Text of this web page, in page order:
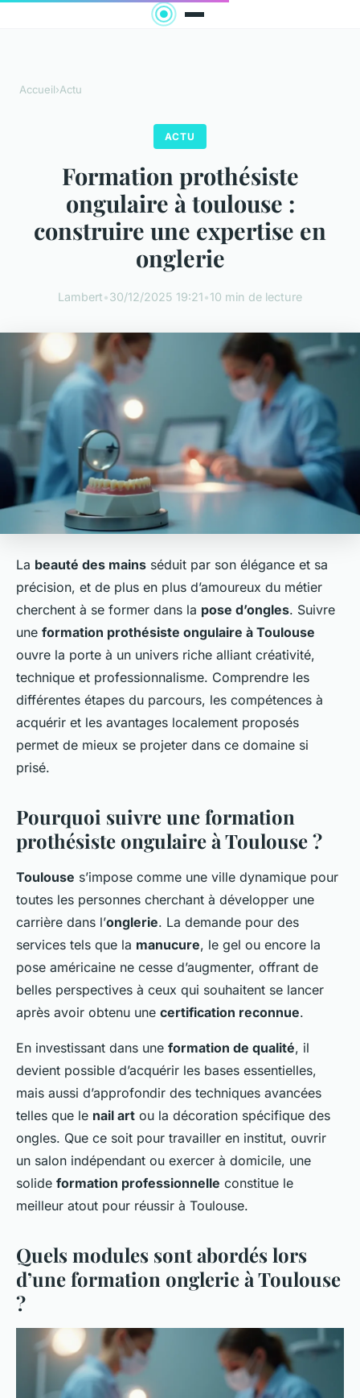
Accueil›Actu
ACTU
Formation prothésiste
ongulaire à toulouse :
construire une expertise en
onglerie
Lambert•30/12/2025 19:21•10 min de lecture
La beauté des mains séduit par son élégance et sa
précision, et de plus en plus d’amoureux du métier
cherchent à se former dans la pose d’ongles. Suivre
une formation prothésiste ongulaire à Toulouse
ouvre la porte à un univers riche alliant créativité,
technique et professionnalisme. Comprendre les
différentes étapes du parcours, les compétences à
acquérir et les avantages localement proposés
permet de mieux se projeter dans ce domaine si
prisé.
Pourquoi suivre une formation
prothésiste ongulaire à Toulouse ?
Toulouse s’impose comme une ville dynamique pour
toutes les personnes cherchant à développer une
carrière dans l’onglerie. La demande pour des
services tels que la manucure, le gel ou encore la
pose américaine ne cesse d’augmenter, offrant de
belles perspectives à ceux qui souhaitent se lancer
après avoir obtenu une certification reconnue.
En investissant dans une formation de qualité, il
devient possible d’acquérir les bases essentielles,
mais aussi d’approfondir des techniques avancées
telles que le nail art ou la décoration spécifique des
ongles. Que ce soit pour travailler en institut, ouvrir
un salon indépendant ou exercer à domicile, une
solide formation professionnelle constitue le
meilleur atout pour réussir à Toulouse.
Quels modules sont abordés lors
d’une formation onglerie à Toulouse
?